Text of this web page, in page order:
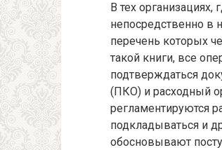
В тех организациях,
непосредственно в
перечень которых
такой книги, все
подтверждаться
(ПКО) и расходный
регламентируются
подкладываться и
обосновывают